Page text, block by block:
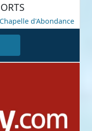
d'Abondance